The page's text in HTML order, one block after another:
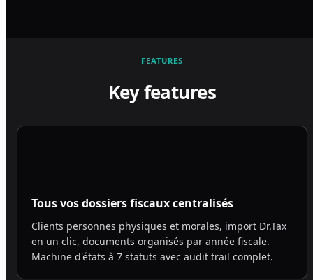
FEATURES
Key features
Tous vos dossiers fiscaux centralisés
Clients personnes physiques et morales, import Dr.Tax
en un clic, documents organisés par année fiscale.
Machine d'états à 7 statuts avec audit trail complet.